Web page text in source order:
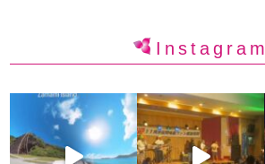
Instagram